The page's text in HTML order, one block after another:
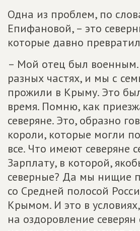
Одна из проблем, по
Епифановой, – это
которые давно
– Мой отец был военным.
разных частях, и мы с
прожили в Крыму. Это
время. Помню, как
северяне. Это, образно
короли, которые могли
все. Что имеют северяне
Зарплату, в которой,
северные? Да мы нищие
со Средней полосой
Крымом. И это в
на оздоровление